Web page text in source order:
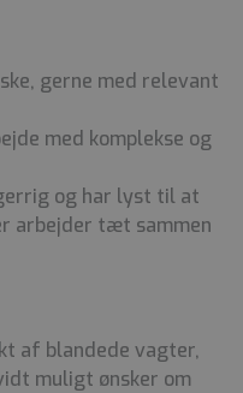
gerne med relevant
med komplekse og
og har lyst til at
arbejder tæt sammen
af blandede vagter,
muligt ønsker om